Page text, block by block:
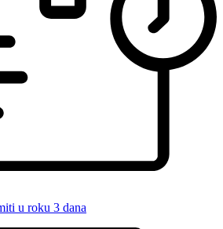
u roku 3 dana